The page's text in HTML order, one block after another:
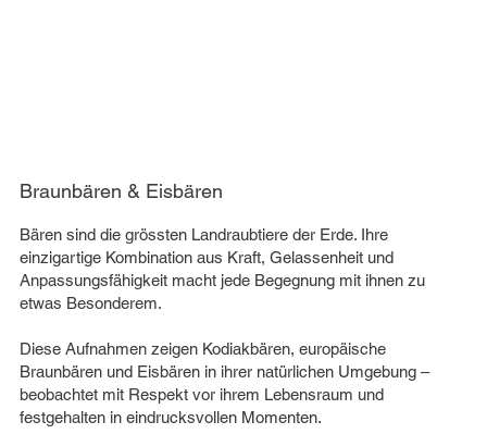
Braunbären & Eisbären
Bären sind die grössten Landraubtiere der Erde. Ihre
einzigartige Kombination aus Kraft, Gelassenheit und
Anpassungsfähigkeit macht jede Begegnung mit ihnen zu
etwas Besonderem.
Diese Aufnahmen zeigen Kodiakbären, europäische
Braunbären und Eisbären in ihrer natürlichen Umgebung –
beobachtet mit Respekt vor ihrem Lebensraum und
festgehalten in eindrucksvollen Momenten.